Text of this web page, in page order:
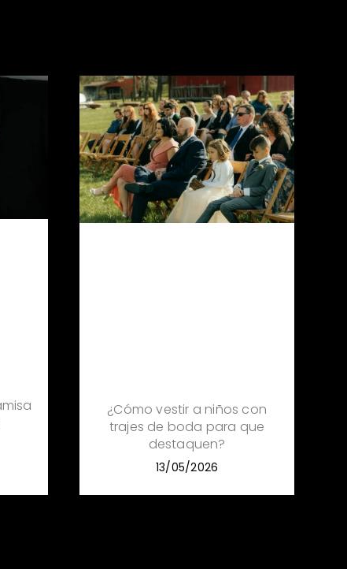
¿Cómo vestir a niños con
trajes de boda para que
destaquen?
13/05/2026